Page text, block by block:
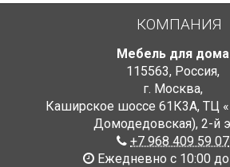
КОМПАНИЯ
Мебель для дома
115563, Россия,
г. Москва,
Каширское шоссе 61К3А, ТЦ
Домодедовская), 2-й
+7 968 409 59 07
Ежедневно с 10:00 до